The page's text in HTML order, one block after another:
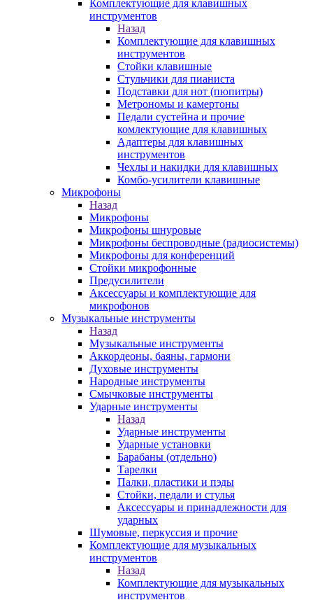
Комплектующие для клавишных
инструментов
Назад
Комплектующие для клавишных
инструментов
Стойки клавишные
Стульчики для пианиста
Подставки для нот (пюпитры)
Метрономы и камертоны
Педали сустейна и прочие
комлектующие для клавишных
Адаптеры для клавишных
инструментов
Чехлы и накидки для клавишных
Комбо-усилители клавишные
Микрофоны
Назад
Микрофоны
Микрофоны шнуровые
Микрофоны беспроводные (радиосистемы)
Микрофоны для конференций
Стойки микрофонные
Предусилители
Аксессуары и комплектующие для
микрофонов
Музыкальные инструменты
Назад
Музыкальные инструменты
Аккордеоны, баяны, гармони
Духовые инструменты
Народные инструменты
Смычковые инструменты
Ударные инструменты
Назад
Ударные инструменты
Ударные установки
Барабаны (отдельно)
Тарелки
Палки, пластики и пэды
Стойки, педали и стулья
Аксессуары и принадлежности для
ударных
Шумовые, перкуссия и прочие
Комплектующие для музыкальных
инструментов
Назад
Комплектующие для музыкальных
инструментов